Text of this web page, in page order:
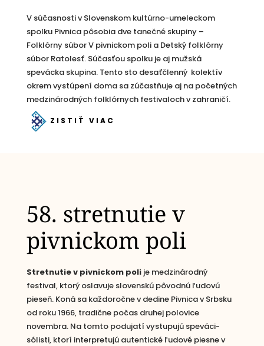
V súčasnosti v Slovenskom kultúrno-umeleckom
spolku Pivnica pôsobia dve tanečné skupiny –
Folklórny súbor V pivnickom poli a Detský folklórny
súbor Ratolesť. Súčasťou spolku je aj mužská
spevácka skupina. Tento sto desaťčlenný kolektív
okrem vystúpení doma sa zúčastňuje aj na početných
medzinárodných folklórnych festivaloch v zahraničí.
ZISTIŤ VIAC
58. stretnutie v
pivnickom poli
Stretnutie v pivnickom polije medzinárodný
festival, ktorý oslavuje slovenskú pôvodnú ľudovú
pieseň. Koná sa každoročne v dedine Pivnica v Srbsku
od roku 1966, tradične počas druhej polovice
novembra. Na tomto podujatí vystupujú speváci-
sólisti, ktorí interpretujú autentické ľudové piesne v